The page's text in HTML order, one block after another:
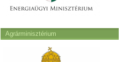
Agrárminisztérium